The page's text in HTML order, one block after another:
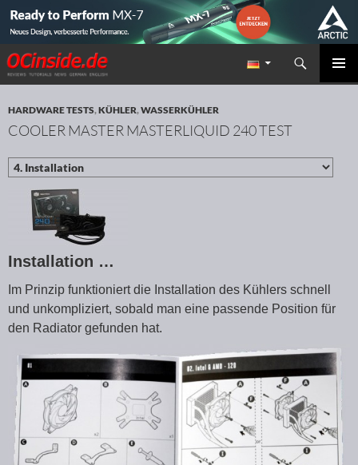
Redaktion ocinside.de PC Hardware Portal
Suchen
ZUM INHALT SPRINGEN
HARDWARE TESTS,KÜHLER,WASSERKÜHLER
COOLER MASTER MASTERLIQUID 240 TEST
Installation …
Im Prinzip funktioniert die Installation des Kühlers schnell
und unkompliziert, sobald man eine passende Position für
den Radiator gefunden hat.